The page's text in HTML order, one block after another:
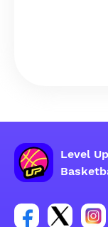
Level Up
Link para sa
Link para
Link